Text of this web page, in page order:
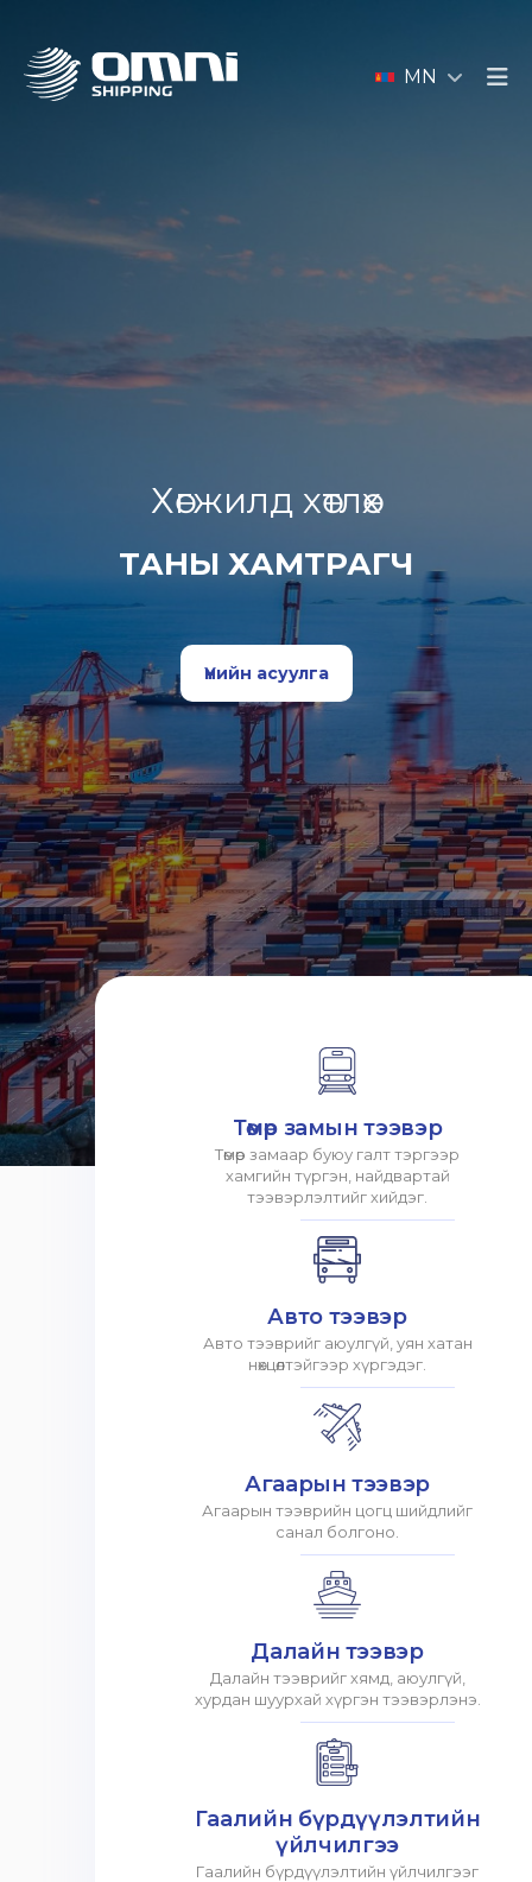
MN
Хөгжилд хөтлөх
ТАНЫ ХАМТРАГЧ
Үнийн асуулга
Төмөр замын тээвэр
Төмөр замаар буюу галт тэргээр
хамгийн түргэн, найдвартай
тээвэрлэлтийг хийдэг.
Авто тээвэр
Авто тээврийг аюулгүй, уян хатан
нөхцөлтэйгээр хүргэдэг.
Агаарын тээвэр
Агаарын тээврийн цогц шийдлийг
санал болгоно.
Далайн тээвэр
Далайн тээврийг хямд, аюулгүй,
хурдан шуурхай хүргэн тээвэрлэнэ.
Гаалийн бүрдүүлэлтийн
үйлчилгээ
Гаалийн бүрдүүлэлтийн үйлчилгээг